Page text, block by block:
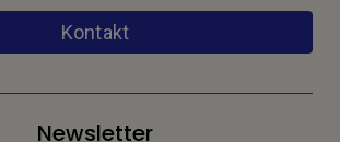
Kontakt
Newsletter